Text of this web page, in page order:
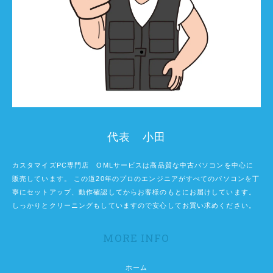
代表 小田
カスタマイズPC専門店 OMLサービスは高品質な中古パソコンを中心に
販売しています。 この道20年のプロのエンジニアがすべてのパソコンを丁
寧にセットアップ、動作確認してからお客様のもとにお届けしています。
しっかりとクリーニングもしていますので安心してお買い求めください。
MORE INFO
ホーム